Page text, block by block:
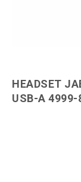
HEADSET
USB-A